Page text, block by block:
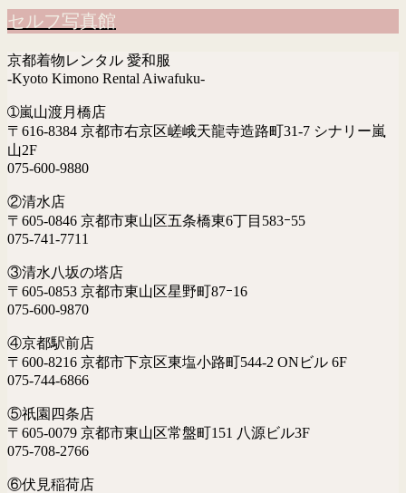
セルフ写真館
京都着物レンタル 愛和服
-Kyoto Kimono Rental Aiwafuku-
➀嵐山渡月橋店
〒616-8384 京都市右京区嵯峨天龍寺造路町31-7 シナリー嵐
山2F
075-600-9880
②清水店
〒605-0846 京都市東山区五条橋東6丁目583ｰ55
075-741-7711
③清水八坂の塔店
〒605-0853 京都市東山区星野町87ｰ16
075-600-9870
④京都駅前店
〒600-8216 京都市下京区東塩小路町544-2 ONビル 6F
075-744-6866
⑤祇園四条店
〒605-0079 京都市東山区常盤町151 八源ビル3F
075-708-2766
⑥伏見稲荷店